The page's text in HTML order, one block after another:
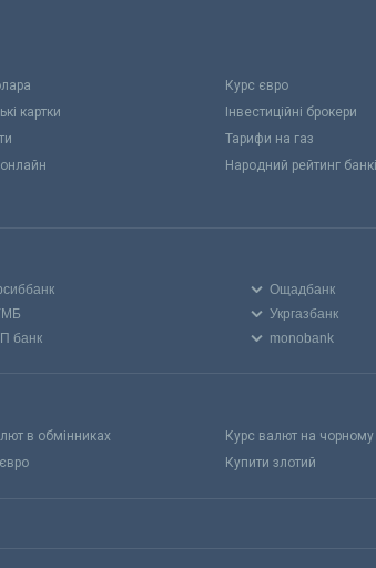
Курс євро
картки
Інвестиційні брокери
Тарифи на газ
Народний рейтинг
Ощадбанк
Укргазбанк
банк monobank
в обмінниках
Курс валют на чорному
Купити злотий